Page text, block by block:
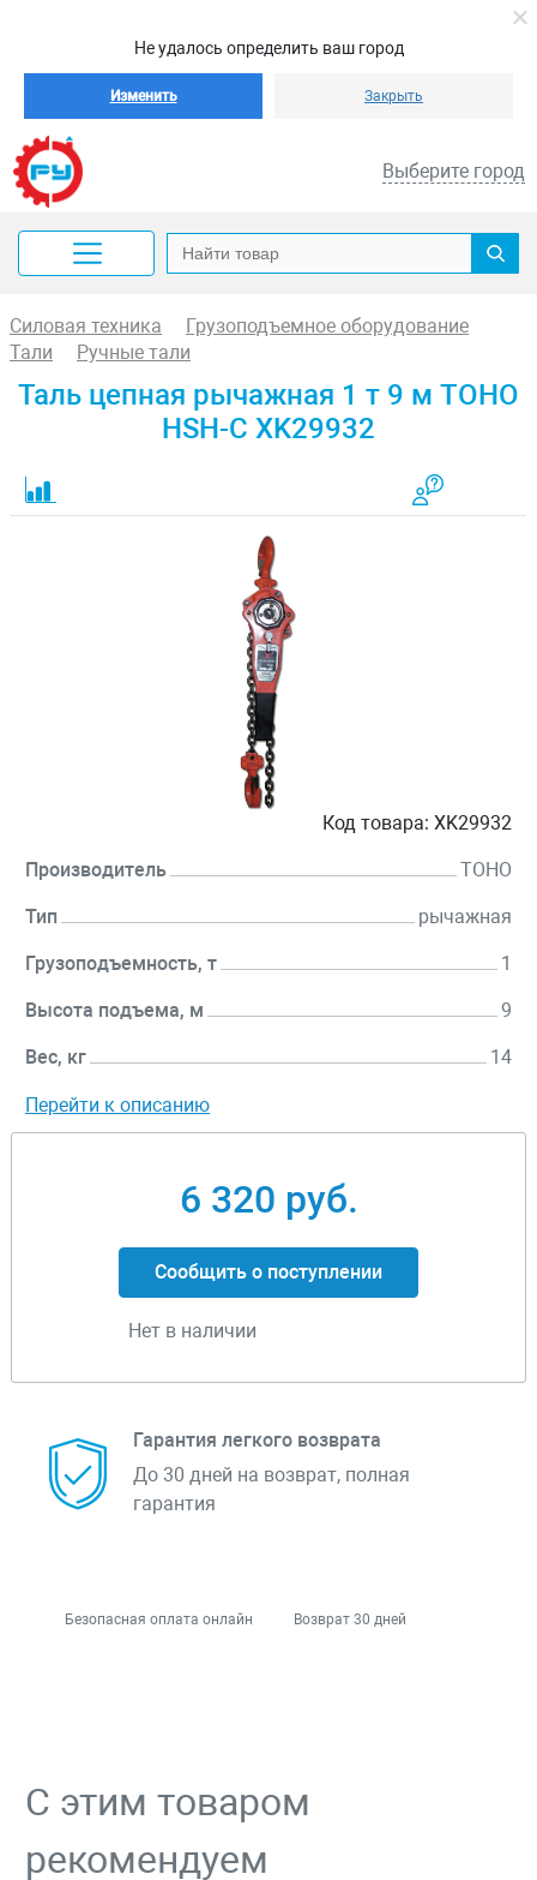
Не удалось определить ваш город
Изменить Закрыть
Выберите город
Силовая техника
Грузоподъемное оборудование
Тали
Ручные тали
Таль цепная рычажная 1 т 9 м TOHO
HSH-C XK29932
Код товара: XK29932
Производитель TOHO
Тип рычажная
Грузоподъемность, т 1
Высота подъема, м 9
Вес, кг 14
Перейти к описанию
6 320 руб.
Сообщить о поступлении
Нет в наличии
Гарантия легкого возврата
До 30 дней на возврат, полная
гарантия
Безопасная оплата онлайн Возврат 30 дней
С этим товаром
рекомендуем